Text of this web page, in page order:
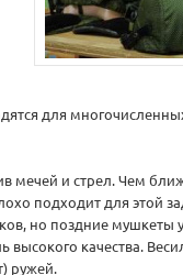
для
мечей и стрел. Чем
подходит для этой
но поздние мушкеты
качества.
ружей.